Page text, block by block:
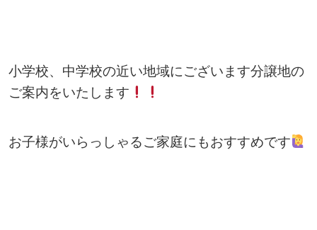
小学校、中学校の近い地域にございます分譲地の
ご案内をいたします
お子様がいらっしゃるご家庭にもおすすめです